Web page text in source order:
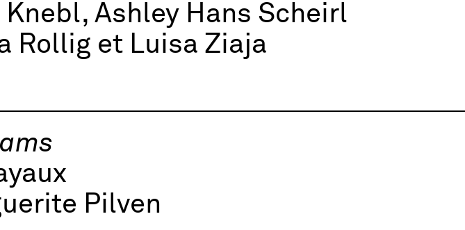
Knebl, Ashley Hans Scheirl
Rollig et Luisa Ziaja
Pilven